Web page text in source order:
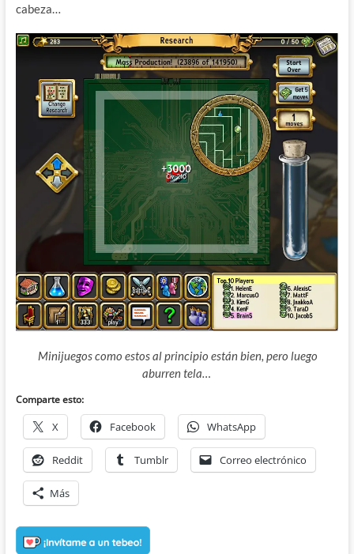
cabeza…
Minijuegos como estos al principio están bien, pero luego
aburren tela…
Comparte esto:
X Facebook WhatsApp
Reddit Tumblr Correo electrónico
Más